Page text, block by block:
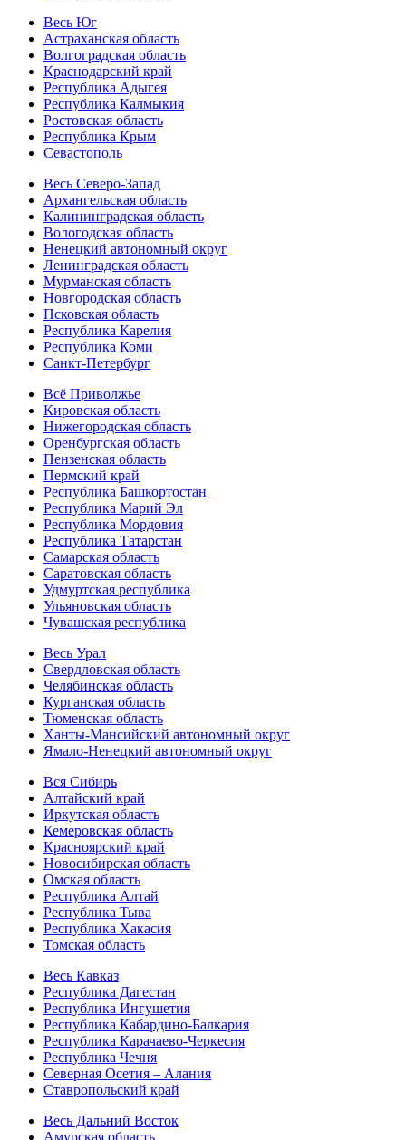
Весь Юг
Астраханская область
Волгоградская область
Краснодарский край
Республика Адыгея
Республика Калмыкия
Ростовская область
Республика Крым
Севастополь
Весь Северо-Запад
Архангельская область
Калининградская область
Вологодская область
Ненецкий автономный округ
Ленинградская область
Мурманская область
Новгородская область
Псковская область
Республика Карелия
Республика Коми
Санкт-Петербург
Всё Приволжье
Кировская область
Нижегородская область
Оренбургская область
Пензенская область
Пермский край
Республика Башкортостан
Республика Марий Эл
Республика Мордовия
Республика Татарстан
Самарская область
Саратовская область
Удмуртская республика
Ульяновская область
Чувашская республика
Весь Урал
Свердловская область
Челябинская область
Курганская область
Тюменская область
Ханты-Мансийский автономный округ
Ямало-Ненецкий автономный округ
Вся Сибирь
Алтайский край
Иркутская область
Кемеровская область
Красноярский край
Новосибирская область
Омская область
Республика Алтай
Республика Тыва
Республика Хакасия
Томская область
Весь Кавказ
Республика Дагестан
Республика Ингушетия
Республика Кабардино-Балкария
Республика Карачаево-Черкесия
Республика Чечня
Северная Осетия – Алания
Ставропольский край
Весь Дальний Восток
Амурская область